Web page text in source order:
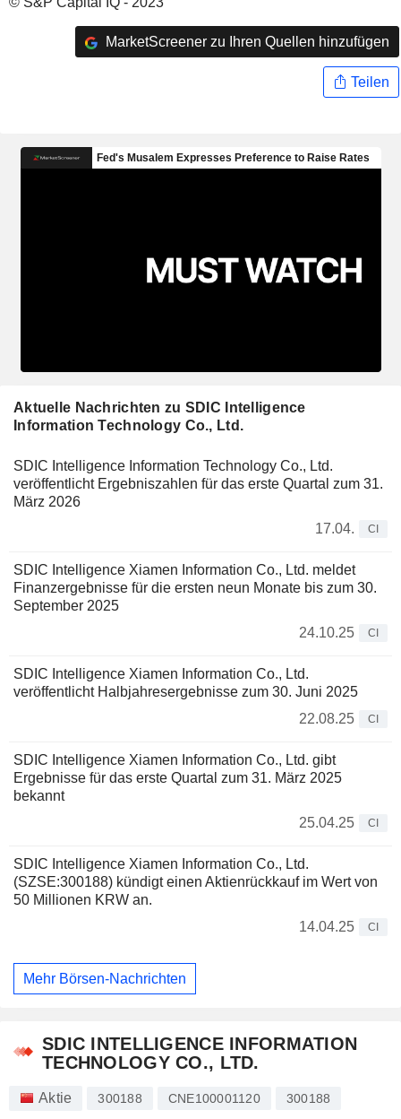
MarketScreener zu Ihren Quellen hinzufügen
Teilen
Aktuelle Nachrichten zu SDIC Intelligence
Information Technology Co., Ltd.
SDIC Intelligence Information Technology Co., Ltd.
veröffentlicht Ergebniszahlen für das erste Quartal zum 31.
März 2026
17.04.
CI
SDIC Intelligence Xiamen Information Co., Ltd. meldet
Finanzergebnisse für die ersten neun Monate bis zum 30.
September 2025
24.10.25
CI
SDIC Intelligence Xiamen Information Co., Ltd.
veröffentlicht Halbjahresergebnisse zum 30. Juni 2025
22.08.25
CI
SDIC Intelligence Xiamen Information Co., Ltd. gibt
Ergebnisse für das erste Quartal zum 31. März 2025
bekannt
25.04.25
CI
SDIC Intelligence Xiamen Information Co., Ltd.
(SZSE:300188) kündigt einen Aktienrückkauf im Wert von
50 Millionen KRW an.
14.04.25
CI
Mehr Börsen-Nachrichten
SDIC INTELLIGENCE INFORMATION
TECHNOLOGY CO., LTD.
Aktie 300188 CNE100001120 300188